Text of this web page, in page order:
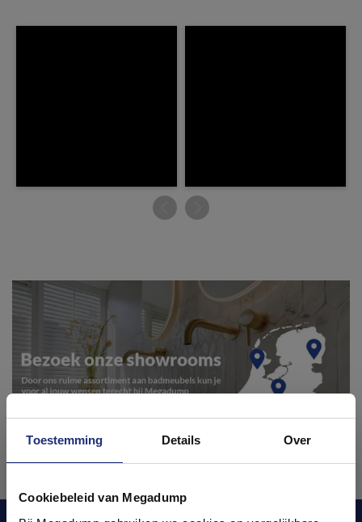
Toestemming Details Over
Cookiebeleid van Megadump
badkamers in onze 1000 m²
showroom